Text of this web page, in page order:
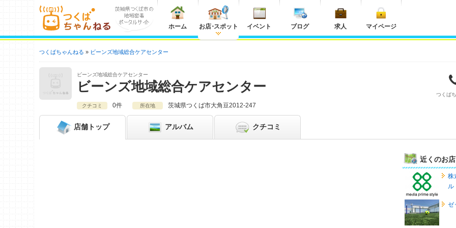
ホーム お店・スポット イベント ブログ 求人 マイページ
つくばちゃんねる ビーンズ地域総合ケアセンター
ビーンズ地域総合ケアセンター
ビーンズ地域総合ケアセンター
つくば
クチコミ
0件 所在地 茨城県つくば市大角豆2012-247
店舗 トップ アルバム クチコミ
近くのお店
株
ル
ゼ